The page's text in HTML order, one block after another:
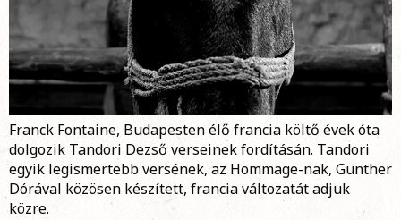
Franck Fontaine, Budapesten élő francia költő évek óta
dolgozik Tandori Dezső verseinek fordításán. Tandori
egyik legismertebb versének, az Hommage-nak, Gunther
Dórával közösen készített, francia változatát adjuk
közre.